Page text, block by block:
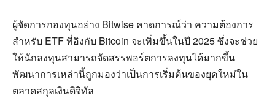
ผู้จัดการกองทุนอย่าง Bitwise คาดการณ์ว่า ความต้องการ
สำหรับ ETF ที่อิงกับ Bitcoin จะเพิ่มขึ้นในปี 2025 ซึ่งจะช่วย
ให้นักลงทุนสามารถจัดสรรพอร์ตการลงทุนได้มากขึ้น
พัฒนาการเหล่านี้ถูกมองว่าเป็นการเริ่มต้นของยุคใหม่ใน
ตลาดสกุลเงินดิจิทัล